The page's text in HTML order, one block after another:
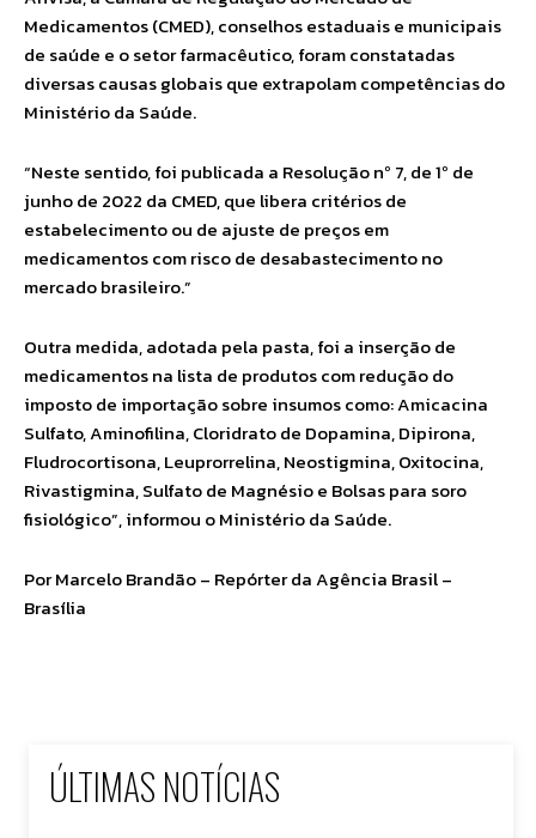
Medicamentos (CMED), conselhos estaduais e municipais
de saúde e o setor farmacêutico, foram constatadas
diversas causas globais que extrapolam competências do
Ministério da Saúde.
“Neste sentido, foi publicada a Resolução nº 7, de 1º de
junho de 2022 da CMED, que libera critérios de
estabelecimento ou de ajuste de preços em
medicamentos com risco de desabastecimento no
mercado brasileiro.”
Outra medida, adotada pela pasta, foi a inserção de
medicamentos na lista de produtos com redução do
imposto de importação sobre insumos como: Amicacina
Sulfato, Aminofilina, Cloridrato de Dopamina, Dipirona,
Fludrocortisona, Leuprorrelina, Neostigmina, Oxitocina,
Rivastigmina, Sulfato de Magnésio e Bolsas para soro
fisiológico”, informou o Ministério da Saúde.
Por Marcelo Brandão – Repórter da Agência Brasil –
Brasília
ÚLTIMAS NOTÍCIAS